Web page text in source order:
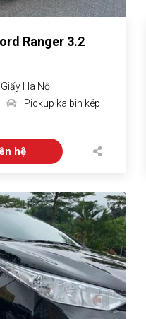
Ranger 3.2
Hà Nội
Pickup ka bin kép
hệ